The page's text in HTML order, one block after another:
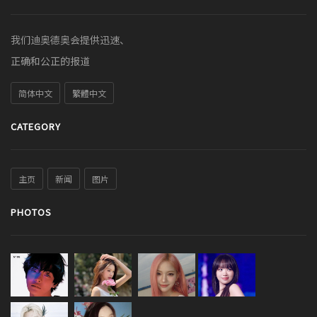
我们迪奥德奥会提供迅速、
正确和公正的报道
简体中文 繁體中文
CATEGORY
主页 新闻 图片
PHOTOS